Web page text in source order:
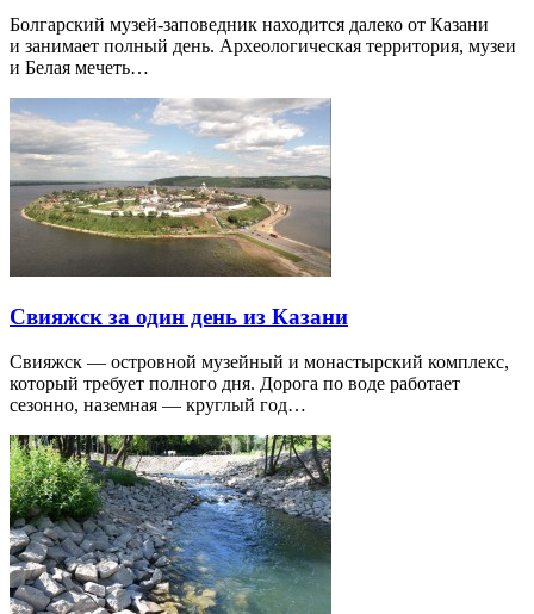
Болгарский музей-заповедник находится далеко от Казани
и занимает полный день. Археологическая территория, музеи
и Белая мечеть…
Свияжск за один день из Казани
Свияжск — островной музейный и монастырский комплекс,
который требует полного дня. Дорога по воде работает
сезонно, наземная — круглый год…